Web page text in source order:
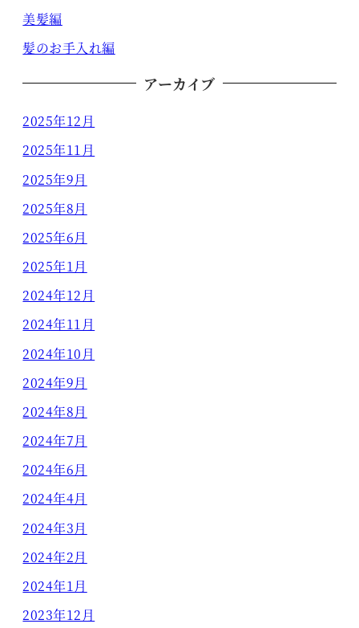
美髪編
髪のお手入れ編
アーカイブ
2025年12月
2025年11月
2025年9月
2025年8月
2025年6月
2025年1月
2024年12月
2024年11月
2024年10月
2024年9月
2024年8月
2024年7月
2024年6月
2024年4月
2024年3月
2024年2月
2024年1月
2023年12月